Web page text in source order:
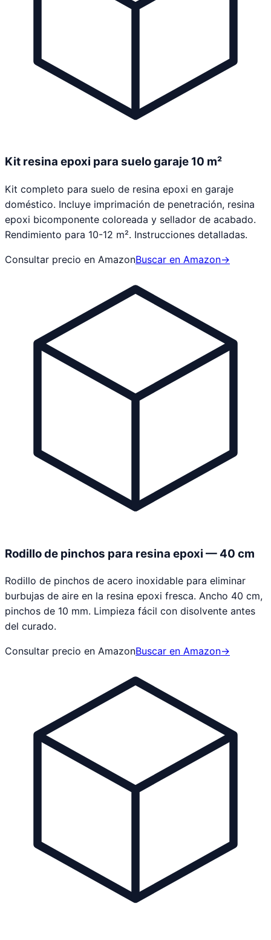
Kit resina epoxi para suelo garaje 10 m²
Kit completo para suelo de resina epoxi en garaje
doméstico. Incluye imprimación de penetración, resina
epoxi bicomponente coloreada y sellador de acabado.
Rendimiento para 10-12 m². Instrucciones detalladas.
Consultar precio en AmazonBuscar en Amazon→
Rodillo de pinchos para resina epoxi — 40 cm
Rodillo de pinchos de acero inoxidable para eliminar
burbujas de aire en la resina epoxi fresca. Ancho 40 cm,
pinchos de 10 mm. Limpieza fácil con disolvente antes
del curado.
Consultar precio en AmazonBuscar en Amazon→